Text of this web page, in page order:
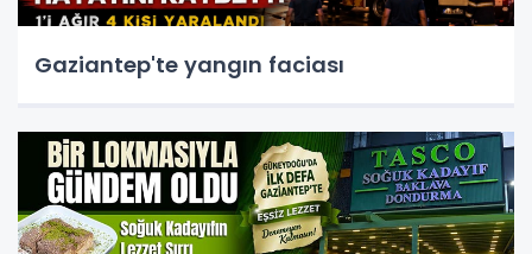
Gaziantep'te yangın faciası